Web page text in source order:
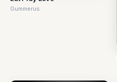
Gummerus